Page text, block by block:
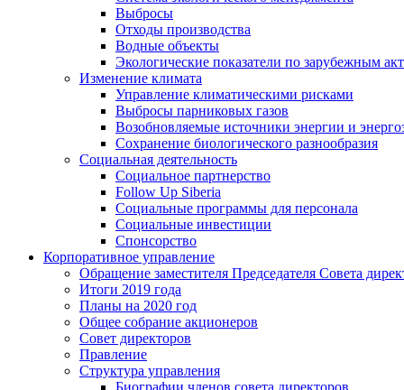
Выбросы
Отходы производства
Водные объекты
Экологические показатели по зарубежным
Изменение климата
Управление климатическими рисками
Выбросы парниковых газов
Возобновляемые источники энергии и
Сохранение биологического разнообразия
Социальная деятельность
Социальное партнерство
Follow Up Siberia
Социальные программы для персонала
Социальные инвестиции
Спонсорство
Корпоративное управление
Обращение заместителя Председателя Совета
Итоги 2019 года
Планы на 2020 год
Общее собрание акционеров
Совет директоров
Правление
Структура управления
Биографии членов совета директоров